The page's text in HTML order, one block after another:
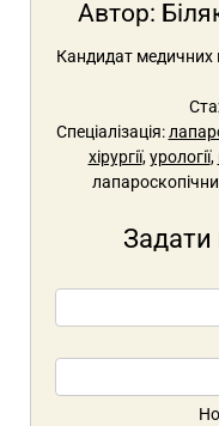
Автор:
Кандидат медичних
Спеціалізація:
хірургії,урології,
Задати